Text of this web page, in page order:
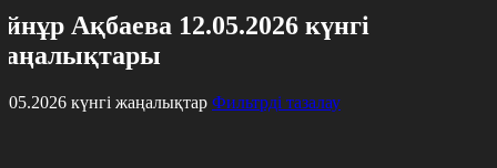
Ақбаева 12.05.2026 күнгі
күнгі жаңалықтар Фильтрді тазалау